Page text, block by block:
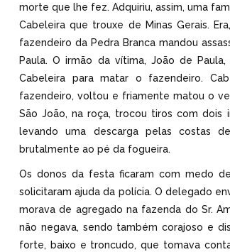
morte que lhe fez. Adquiriu, assim, uma
Cabeleira que trouxe de Minas Gerais.
fazendeiro da Pedra Branca mandou
Paula. O irmão da vítima, João de
Cabeleira para matar o fazendeiro.
fazendeiro, voltou e friamente matou o
São João, na roça, trocou tiros com dois
levando uma descarga pelas costas
brutalmente ao pé da fogueira.
Os donos da festa ficaram com medo
solicitaram ajuda da polícia. O delegado
morava de agregado na fazenda do Sr.
não negava, sendo também corajoso e
forte, baixo e troncudo, que tomava